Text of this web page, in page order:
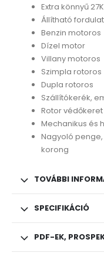
Extra könnyű
Állítható
Benzin motoros
Dízel motor
Villany motoros
Szimpla rotoros
Dupla rotoros
Szállítókerék,
Rotor védőkeret
Mechanikus és
Nagyoló
korong
TOVÁBBI
SPECIFIKÁCIÓ
PDF-EK,